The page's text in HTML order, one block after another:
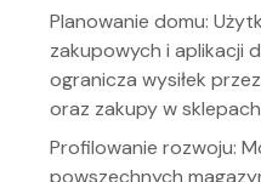
Planowanie domu:
zakupowych i aplikacji
ogranicza wysiłek
oraz zakupy w
Profilowanie rozwoju:
powszechnych